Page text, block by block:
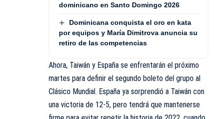
dominicano en Santo Domingo 2026
Dominicana conquista el oro en kata
por equipos y María Dimitrova anuncia su
retiro de las competencias
Ahora, Taiwán y España se enfrentarán el próximo
martes para definir el segundo boleto del grupo al
Clásico Mundial. España ya sorprendió a Taiwán con
una victoria de 12-5, pero tendrá que mantenerse